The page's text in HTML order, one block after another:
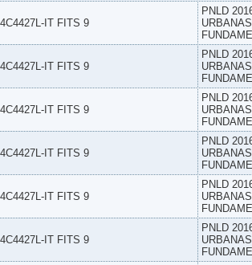
IT FITS 9
PNLD
IT FITS 9
PNLD
IT FITS 9
PNLD
IT FITS 9
PNLD
IT FITS 9
PNLD
IT FITS 9
PNLD